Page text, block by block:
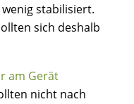
stabilisiert.
sich deshalb
am Gerät
nicht nach